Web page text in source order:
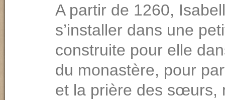
A partir de 1260,
s’installer dans une
construite pour elle
du monastère, pour
et la prière des sœurs,